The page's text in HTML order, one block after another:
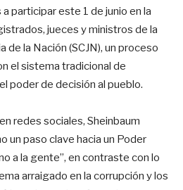
participar este 1 de junio en la
jueces y ministros de la
de la Nación (SCJN), un proceso
el sistema tradicional de
poder de decisión al pueblo.
redes sociales, Sheinbaum
un paso clave hacia un Poder
a la gente”, en contraste con lo
arraigado en la corrupción y los